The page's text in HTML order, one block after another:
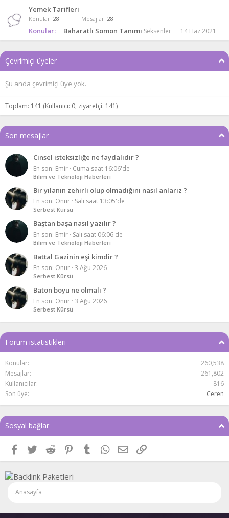
Yemek Tarifleri
Konular 28 Mesajlar 28
Konular: Baharatlı Somon Tanımı Seksenler 14 Haz 2021
Çevrimiçi üyeler
Şu anda çevrimiçi üye yok.
Toplam: 141 (Kullanıcı: 0, ziyaretçi: 141)
Son mesajlar
Cinsel isteksizliğe ne faydalıdır ?
En son: Emir Cuma saat 16:06'de
Bilim ve Teknoloji Haberleri
Bir yılanın zehirli olup olmadığını nasıl anlarız ?
En son: Onur Salı saat 13:05'de
Serbest Kürsü
Baştan başa nasıl yazılır ?
En son: Emir Salı saat 06:06'de
Bilim ve Teknoloji Haberleri
Battal Gazinin eşi kimdir ?
En son: Onur 3 Ağu 2026
Serbest Kürsü
Baton boyu ne olmalı ?
En son: Onur 3 Ağu 2026
Serbest Kürsü
Forum istatistikleri
Konular
260,538
Mesajlar
261,802
Kullanıcılar
816
Son üye
Ceren
Sosyal bağlar
Facebook
TwitterReddit Pinterest
TumblrWhatsApp
E-postaLink
Anasayfa